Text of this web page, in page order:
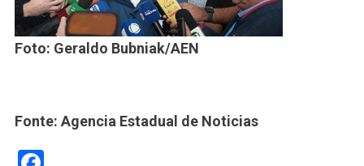
Foto: Geraldo Bubniak/AEN
Fonte: Agencia Estadual de Noticias